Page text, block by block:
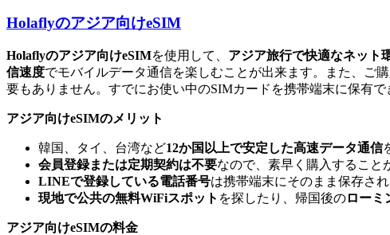
Holaflyのアジア向けeSIM
Holaflyのアジア向けeSIMを使用して、 アジア旅行で快適なネット
信速度でモバイルデータ通信を楽しむことが出来ます。また、ご
要もありません。すでにお使い中のSIMカードを携帯端末に保有で
アジア向けeSIMのメリット
韓国、タイ、台湾など12か国以上で安定した高速データ通信
会員登録または定期契約は不要なので、素早く購入すること
LINEで登録している電話番号は携帯端末にそのまま保存さ
現地で公共の無料WiFiスポット を探したり、帰国後のローミ
アジア向けeSIMの料金